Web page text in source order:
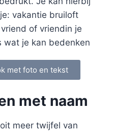
vakantie bruiloft
of vriendin je
wat je kan bedenken
met foto en tekst
met naam
meer twijfel van